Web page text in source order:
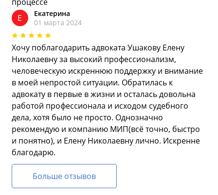
процессе
Е
Екатерина
01 марта 2024
Хочу поблагодарить адвоката Ушакову Елену
Николаевну за высокий профессионализм,
человеческую искреннюю поддержку и внимание
в моей непростой ситуации. Обратилась к
адвокату в первые в жизни и осталась довольна
работой профессионала и исходом судебного
дела, хотя было не просто. Однозначно
рекомендую и компанию МИП(всё точно, быстро
и понятно), и Елену Николаевну лично. Искренне
благодарю.
Больше отзывов